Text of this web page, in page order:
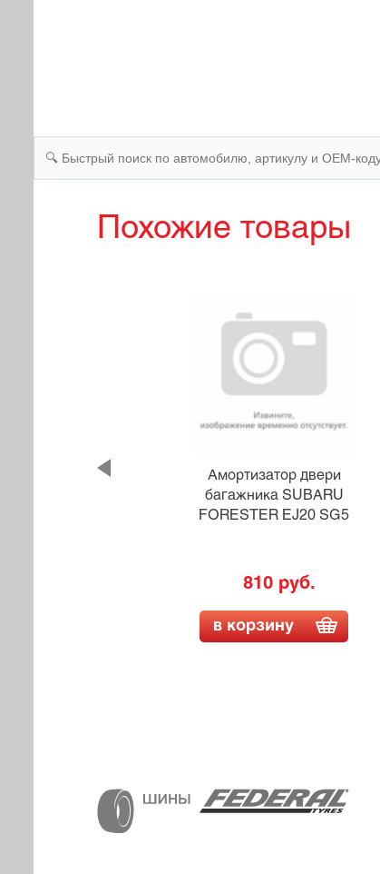
Похожие товары
Амортизатор двери
багажника SUBARU
FORESTER EJ20 SG5
810 руб.
в корзину